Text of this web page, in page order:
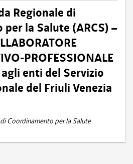
Regionale di
la Salute (ARCS) –
PROFESSIONALE
enti del Servizio
del Friuli Venezia
Coordinamento per la Salute